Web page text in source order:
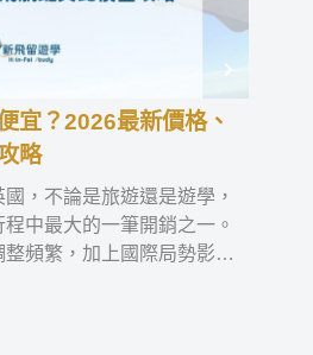
宜？2026最新價格、
略
，不論是旅遊還是遊學，
中最大的一筆開銷之一。
頻繁，加上國際局勢影響